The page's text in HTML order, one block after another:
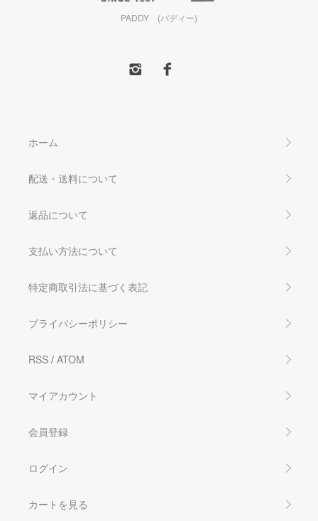
PADDY (パディー)
ホーム
配送・送料について
返品について
支払い方法について
特定商取引法に基づく表記
プライバシーポリシー
RSS / ATOM
マイアカウント
会員登録
ログイン
カートを見る